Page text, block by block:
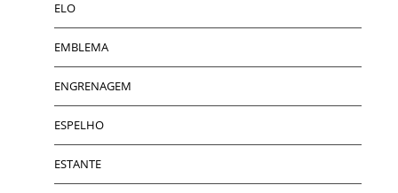
ELO
EMBLEMA
ENGRENAGEM
ESPELHO
ESTANTE